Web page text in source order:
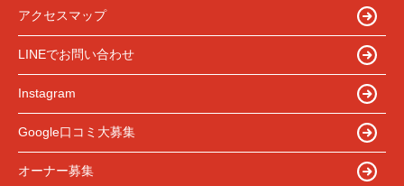
アクセスマップ
LINEでお問い合わせ
Instagram
Google口コミ大募集
オーナー募集